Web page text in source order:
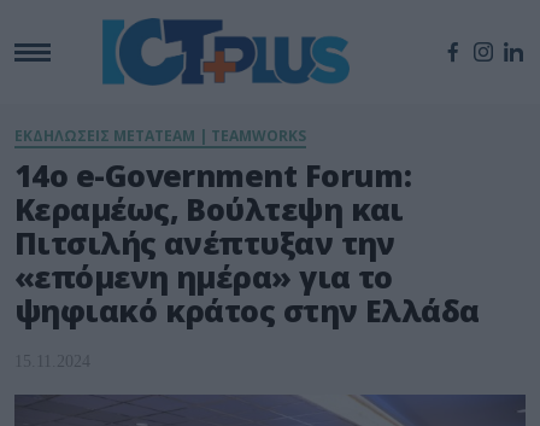
ΕΚΔΗΛΩΣΕΙΣ METATEAM | TEAMWORKS
14o e-Government Forum:
Κεραμέως, Βούλτεψη και
Πιτσιλής ανέπτυξαν την
«επόμενη ημέρα» για το
ψηφιακό κράτος στην Ελλάδα
15.11.2024